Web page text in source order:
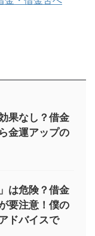
果なし？借金
金運アップの
は危険？借金
要注意！僕の
ドバイスで